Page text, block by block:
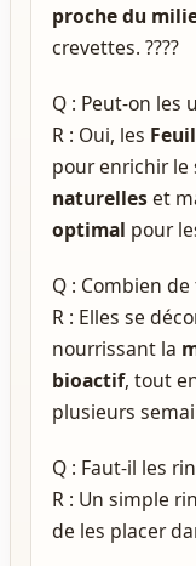
proche du
crevettes. ????
Q : Peut-on les
R : Oui, les
pour enrichir le
naturelleset
optimal pour
Q : Combien
R : Elles se
nourrissant la
bioactif, tout
plusieurs
Q : Faut-il les
R : Un simple
de les placer